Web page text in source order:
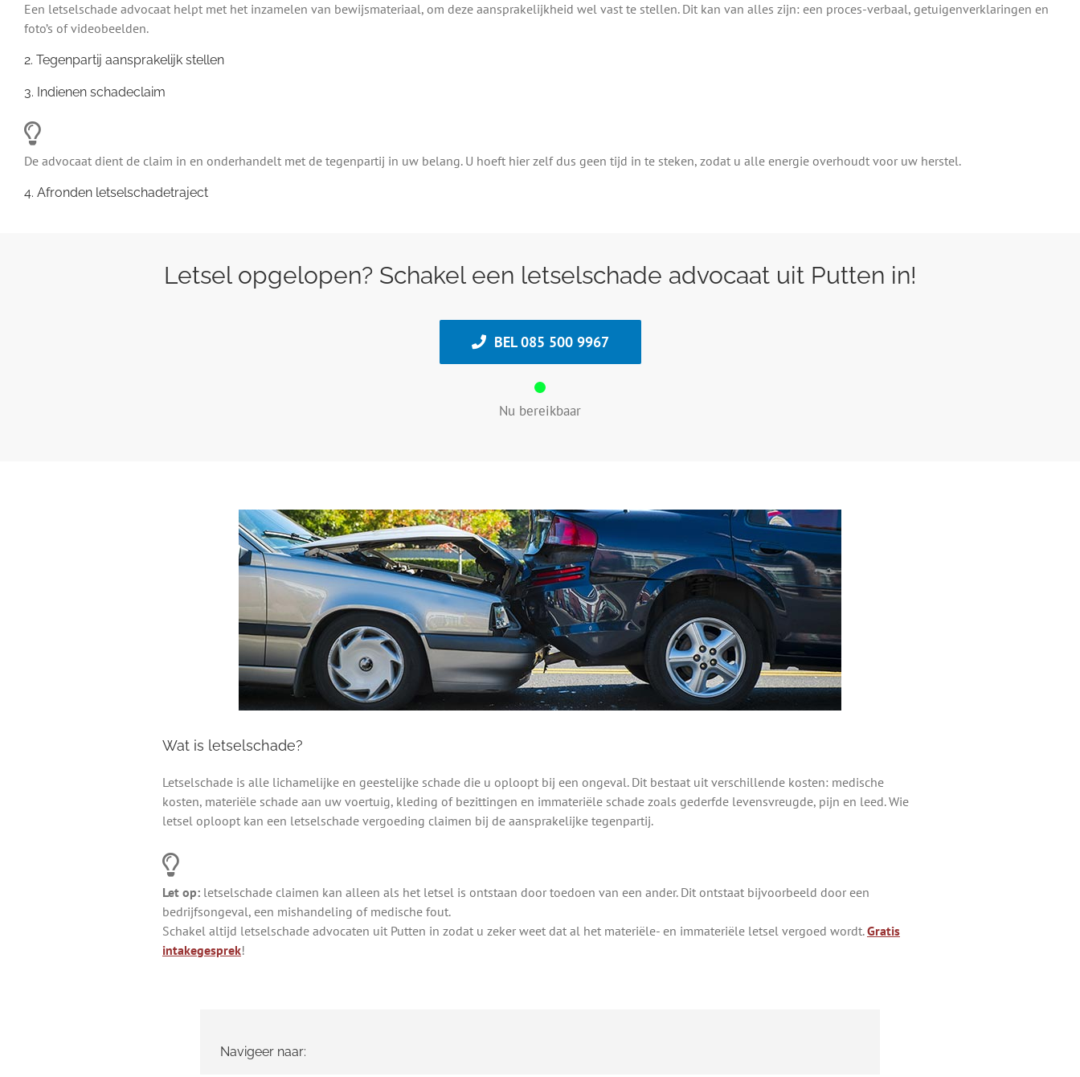
Een letselschade advocaat helpt met het inzamelen van bewijsmateriaal, om deze aansprakelijkheid wel vast te stellen. Dit kan van alles zijn: een proces-verbaal, getuigenverklaringen en
foto’s of videobeelden.
2. Tegenpartij aansprakelijk stellen
3. Indienen schadeclaim
De advocaat dient de claim in en onderhandelt met de tegenpartij in uw belang. U hoeft hier zelf dus geen tijd in te steken, zodat u alle energie overhoudt voor uw herstel.
4. Afronden letselschadetraject
Letsel opgelopen? Schakel een letselschade advocaat uit Putten in!
BEL 085 500 9967
Nu bereikbaar
Wat is letselschade?
Letselschade is alle lichamelijke en geestelijke schade die u oploopt bij een ongeval. Dit bestaat uit verschillende kosten: medische
kosten, materiële schade aan uw voertuig, kleding of bezittingen en immateriële schade zoals gederfde levensvreugde, pijn en leed. Wie
letsel oploopt kan een letselschade vergoeding claimen bij de aansprakelijke tegenpartij.
Let op: letselschade claimen kan alleen als het letsel is ontstaan door toedoen van een ander. Dit ontstaat bijvoorbeeld door een
bedrijfsongeval, een mishandeling of medische fout.
Schakel altijd letselschade advocaten uit Putten in zodat u zeker weet dat al het materiële- en immateriële letsel vergoed wordt.Gratis
intakegesprek!
Navigeer naar: